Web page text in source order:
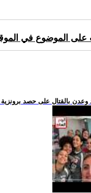
على الموضوع في
وعدن بالقتال على حصد